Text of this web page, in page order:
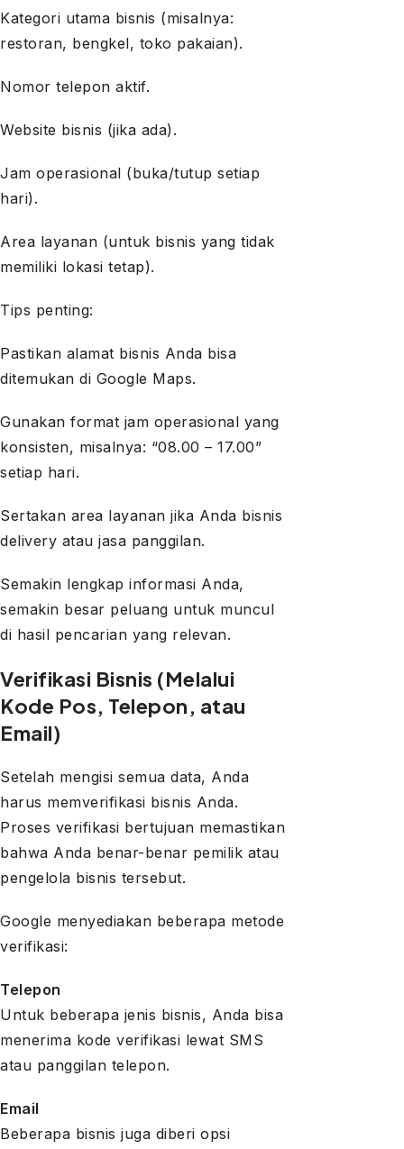
Kategori utama bisnis (misalnya:
restoran, bengkel, toko pakaian).
Nomor telepon aktif.
Website bisnis (jika ada).
Jam operasional (buka/tutup setiap
hari).
Area layanan (untuk bisnis yang tidak
memiliki lokasi tetap).
Tips penting:
Pastikan alamat bisnis Anda bisa
ditemukan di Google Maps.
Gunakan format jam operasional yang
konsisten, misalnya: “08.00 – 17.00”
setiap hari.
Sertakan area layanan jika Anda bisnis
delivery atau jasa panggilan.
Semakin lengkap informasi Anda,
semakin besar peluang untuk muncul
di hasil pencarian yang relevan.
Verifikasi Bisnis (Melalui
Kode Pos, Telepon, atau
Email)
Setelah mengisi semua data, Anda
harus memverifikasi bisnis Anda.
Proses verifikasi bertujuan memastikan
bahwa Anda benar-benar pemilik atau
pengelola bisnis tersebut.
Google menyediakan beberapa metode
verifikasi:
Telepon
Untuk beberapa jenis bisnis, Anda bisa
menerima kode verifikasi lewat SMS
atau panggilan telepon.
Email
Beberapa bisnis juga diberi opsi